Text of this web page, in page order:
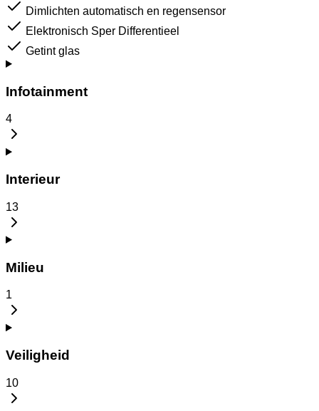
Dimlichten automatisch en regensensor
Elektronisch Sper Differentieel
Getint glas
Infotainment
4
Interieur
13
Milieu
1
Veiligheid
10